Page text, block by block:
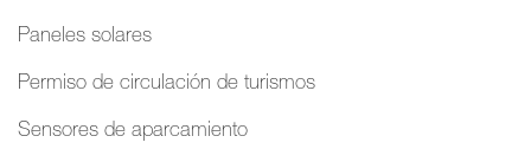
Paneles solares
Permiso de circulación de turismos
Sensores de aparcamiento